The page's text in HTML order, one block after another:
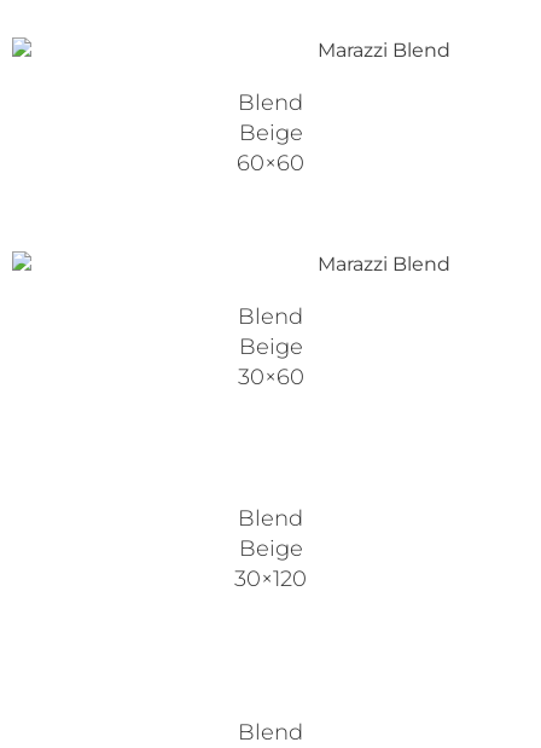
Blend
Beige
60×60
Blend
Beige
30×60
Blend
Beige
30×120
Blend